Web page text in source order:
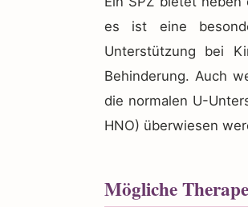
es ist eine
Unterstützung bei
Behinderung. Auch
die normalen U-
HNO) überwiesen
Mögliche